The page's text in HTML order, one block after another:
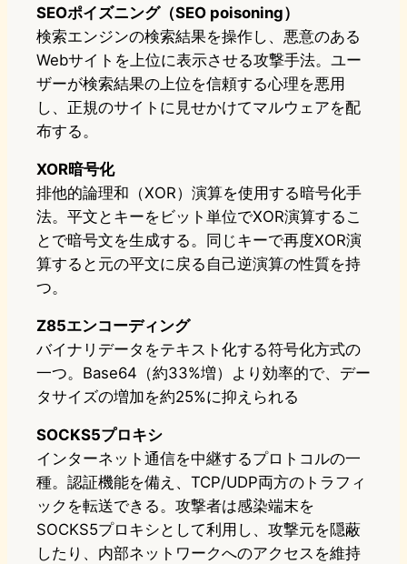
SEOポイズニング（SEO poisoning）
検索エンジンの検索結果を操作し、悪意のある
Webサイトを上位に表示させる攻撃手法。ユー
ザーが検索結果の上位を信頼する心理を悪用
し、正規のサイトに見せかけてマルウェアを配
布する。
XOR暗号化
排他的論理和（XOR）演算を使用する暗号化手
法。平文とキーをビット単位でXOR演算するこ
とで暗号文を生成する。同じキーで再度XOR演
算すると元の平文に戻る自己逆演算の性質を持
つ。
Z85エンコーディング
バイナリデータをテキスト化する符号化方式の
一つ。Base64（約33%増）より効率的で、デー
タサイズの増加を約25%に抑えられる
SOCKS5プロキシ
インターネット通信を中継するプロトコルの一
種。認証機能を備え、TCP/UDP両方のトラフィ
ックを転送できる。攻撃者は感染端末を
SOCKS5プロキシとして利用し、攻撃元を隠蔽
したり、内部ネットワークへのアクセスを維持